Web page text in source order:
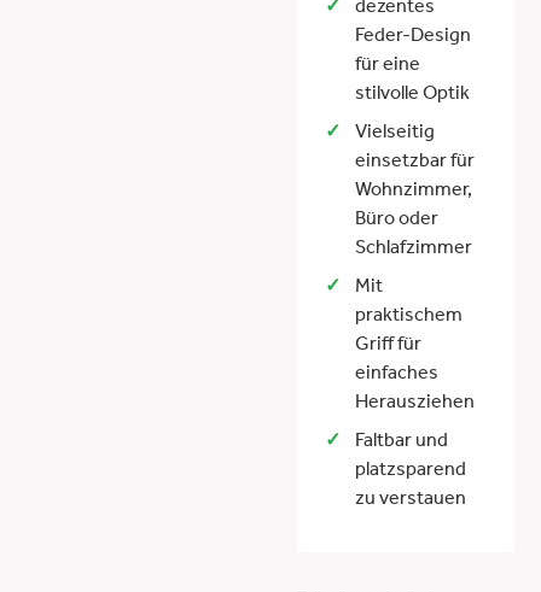
dezentes
Feder-Design
für eine
stilvolle Optik
Vielseitig
einsetzbar für
Wohnzimmer,
Büro oder
Schlafzimmer
Mit
praktischem
Griff für
einfaches
Herausziehen
Faltbar und
platzsparend
zu verstauen